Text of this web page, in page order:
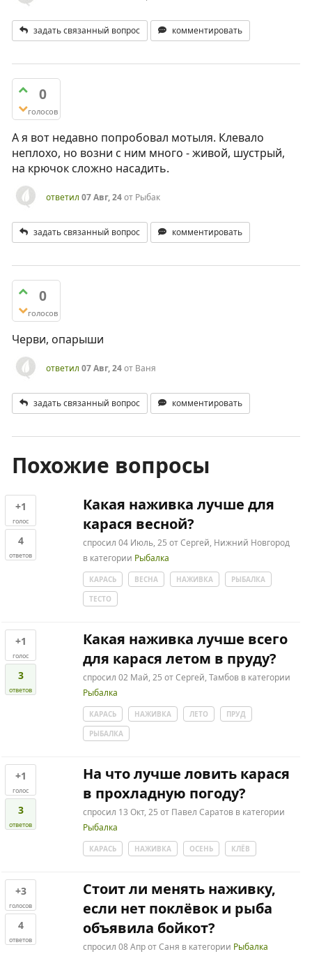
задать связанный вопрос комментировать
0
голосов
А я вот недавно попробовал мотыля. Клевало
неплохо, но возни с ним много - живой, шустрый,
на крючок сложно насадить.
ответил 07 Авг, 24от Рыбак
задать связанный вопрос комментировать
0
голосов
Черви, опарыши
ответил 07 Авг, 24от Ваня
задать связанный вопрос комментировать
Похожие вопросы
+1
голос
4
ответов
Какая наживка лучше для
карася весной?
спросил 04 Июль, 25 отСергей, Нижний Новгород
в категории Рыбалка
КАРАСЬ ВЕСНА НАЖИВКА
РЫБАЛКА
ТЕСТО
+1
голос
3
ответов
Какая наживка лучше всего
для карася летом в пруду?
спросил 02 Май, 25 отСергей, Тамбов в категории
Рыбалка
КАРАСЬ НАЖИВКА ЛЕТО
ПРУД
РЫБАЛКА
+1
голос
3
ответов
На что лучше ловить карася
в прохладную погоду?
спросил 13 Окт, 25 от Павел Саратов в категории
Рыбалка
КАРАСЬ НАЖИВКА ОСЕНЬ КЛЁВ
+3
голосов
4
ответов
Стоит ли менять наживку,
если нет поклёвок и рыба
объявила бойкот?
спросил 08 Апр отСаня в категории Рыбалка